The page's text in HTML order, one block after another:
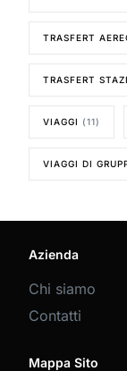
TRASFERT
TRASFERT
VIAGGI (11)
VIAGGI DI
Azienda
Chi siamo
Contatti
Mappa Sito